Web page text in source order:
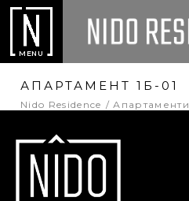
MENU
АПАРТАМЕНТ 1Б-01
Nido Residence Апартаменти